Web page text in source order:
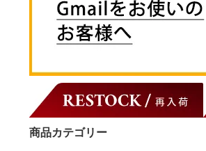
商品カテゴリー